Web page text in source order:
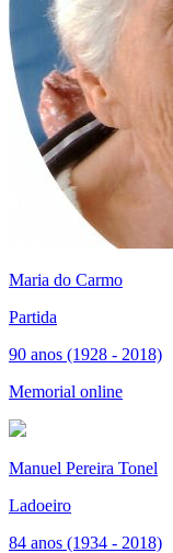
Maria do Carmo
Partida
90 anos (1928 - 2018)
Memorial online
Manuel Pereira Tonel
Ladoeiro
84 anos (1934 - 2018)